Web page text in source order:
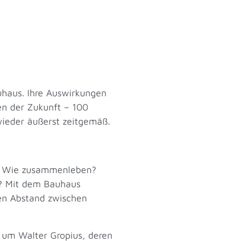
Ihre Auswirkungen
der Zukunft – 100
äußerst zeitgemäß.
zusammenleben?
Mit dem Bauhaus
Abstand zwischen
Walter Gropius, deren